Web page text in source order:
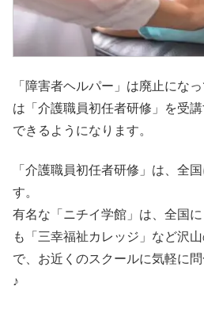
「障害者ヘルパー」は廃止にな
は「介護職員初任者研修」を受
できるようになります。
「介護職員初任者研修」は、全
す。
有名な「ニチイ学館」は、全国
も「三幸福祉カレッジ」など沢
で、お近くのスクールに気軽に
♪